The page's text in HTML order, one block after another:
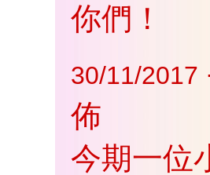
你們！
30/11/2017
佈
今期一位